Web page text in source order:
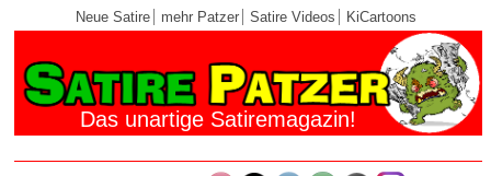
Neue Satire mehr Patzer Satire Videos KiCartoons
Das unartige Satiremagazin!